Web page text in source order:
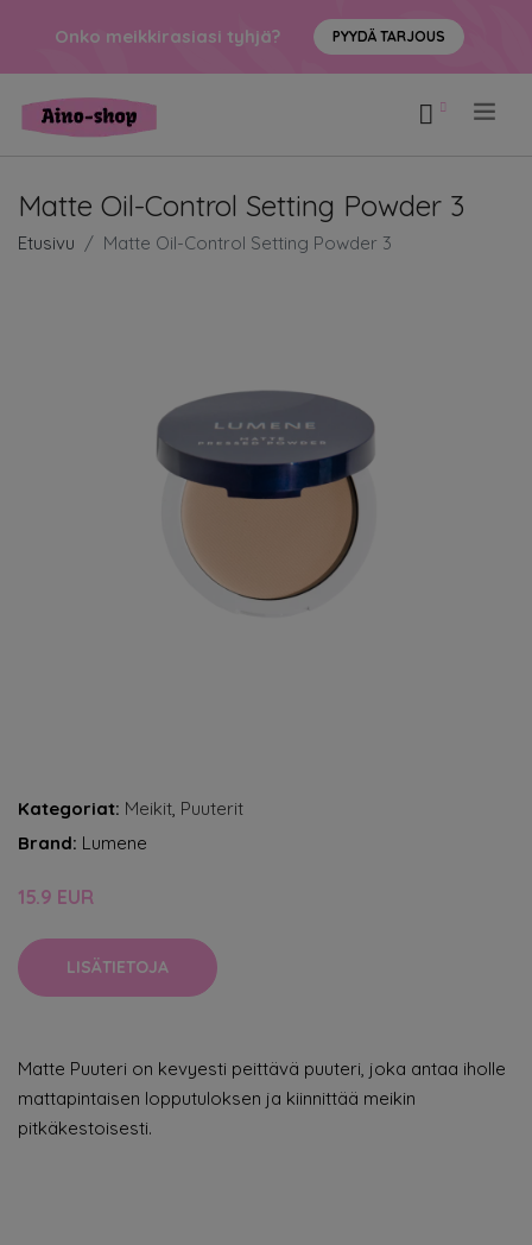
Onko meikkirasiasi tyhjä? PYYDÄ TARJOUS
Matte Oil-Control Setting Powder 3
Etusivu Matte Oil-Control Setting Powder 3
Kategoriat: Meikit, Puuterit
Brand: Lumene
15.9 EUR
LISÄTIETOJA
Matte Puuteri on kevyesti peittävä puuteri, joka antaa iholle
mattapintaisen lopputuloksen ja kiinnittää meikin
pitkäkestoisesti.